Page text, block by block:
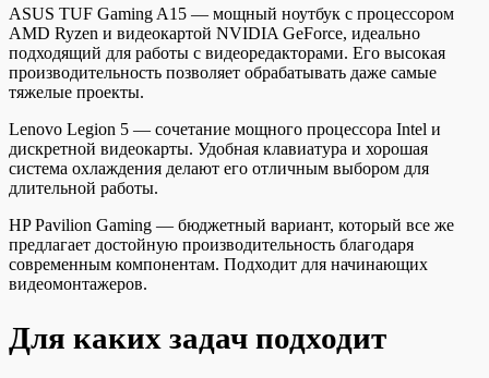
ASUS TUF Gaming A15 — мощный ноутбук с процессором
AMD Ryzen и видеокартой NVIDIA GeForce, идеально
подходящий для работы с видеоредакторами. Его высокая
производительность позволяет обрабатывать даже самые
тяжелые проекты.
Lenovo Legion 5 — сочетание мощного процессора Intel и
дискретной видеокарты. Удобная клавиатура и хорошая
система охлаждения делают его отличным выбором для
длительной работы.
HP Pavilion Gaming — бюджетный вариант, который все же
предлагает достойную производительность благодаря
современным компонентам. Подходит для начинающих
видеомонтажеров.
Для каких задач подходит